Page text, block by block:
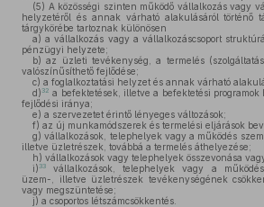
(5) A közösségi szinten működő vállalkozás vagy
helyzetéről és annak várható alakulásáról történő
tárgykörébe tartoznak különösen
a) a vállalkozás vagy a vállalkozáscsoport
pénzügyi helyzete;
b) az üzleti tevékenység, a termelés
valószínűsíthető fejlődése;
c) a foglalkoztatási helyzet és annak várható
d) 32 a befektetések, illetve a befektetési
fejlődési iránya;
e) a szervezetet érintő lényeges változások;
f) az új munkamódszerek és termelési eljárások
g) vállalkozások, telephelyek vagy a működés
illetve üzletrészek, továbbá a termelés áthelyezése;
h) vállalkozások vagy telephelyek összevonása
i) 33
vállalkozások, telephelyek vagy a
üzem-, illetve üzletrészek tevékenységének
vagy megszüntetése;
j) a csoportos létszámcsökkentés.